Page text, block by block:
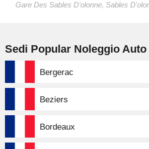
Gare Des Sables D'olonne, Sables
Sedi Popular Noleggio Auto
Bergerac
Beziers
Bordeaux